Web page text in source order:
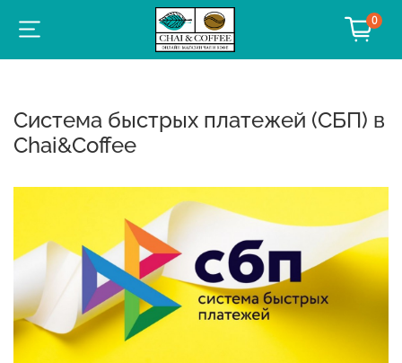
0
Система быстрых платежей (СБП) в
Chai&Coffee